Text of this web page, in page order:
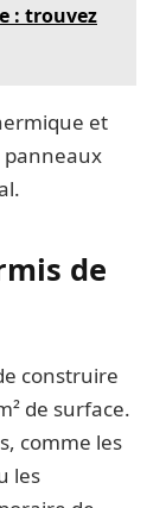
: trouvez
et
panneaux
de
construire
de surface.
comme les
les